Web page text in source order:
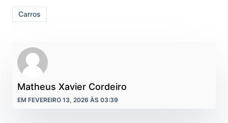
Carros
Matheus Xavier Cordeiro
EM FEVEREIRO 13, 2026 ÀS 03:39